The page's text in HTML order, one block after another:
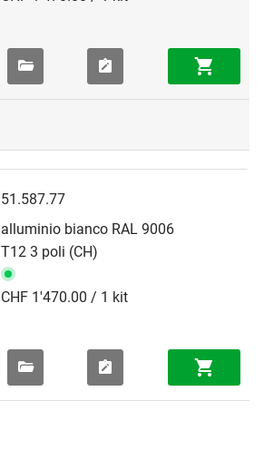
51.587.77
alluminio bianco RAL 9006
T12 3 poli (CH)
CHF 1'470.00 / 1 kit